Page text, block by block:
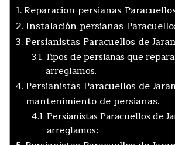
Reparacion persianas
Instalación persianas
Persianistas Paracuellos de
Tipos de persianas que
arreglamos.
Persianistas Paracuellos de
mantenimiento de persianas.
Persianistas Paracuellos de
arreglamos: